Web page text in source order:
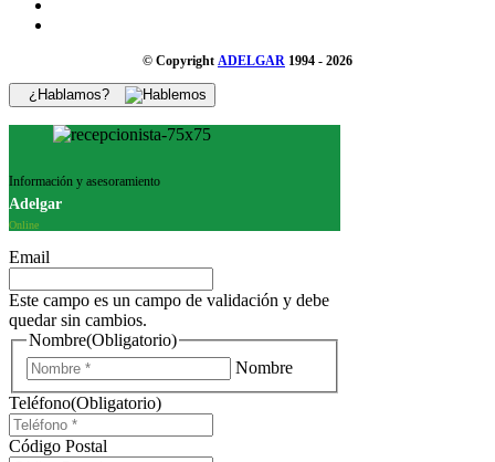
© Copyright ADELGAR 1994 - 2026
¿Hablamos?
Información y asesoramiento
Adelgar
Online
Email
Este campo es un campo de validación y debe
quedar sin cambios.
Nombre(Obligatorio)
Nombre
Teléfono(Obligatorio)
Código Postal